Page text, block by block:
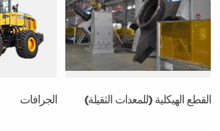
القطع الهيكلية (للمعدات الثقيلة) الجرافات